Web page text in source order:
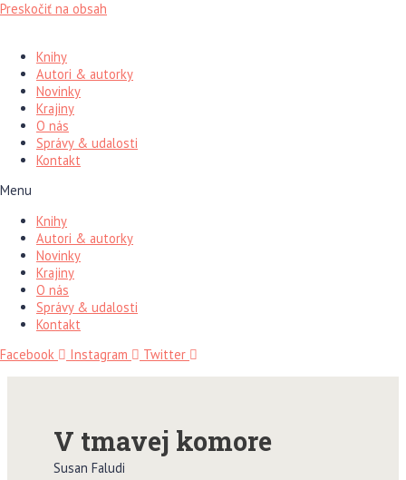
Preskočiť na obsah
Knihy
Autori & autorky
Novinky
Krajiny
O nás
Správy & udalosti
Kontakt
Menu
Knihy
Autori & autorky
Novinky
Krajiny
O nás
Správy & udalosti
Kontakt
Facebook
Instagram Twitter
V tmavej komore
Susan Faludi